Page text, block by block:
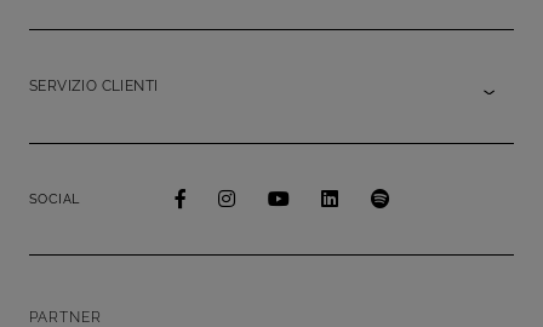
SERVIZIO CLIENTI
SOCIAL
PARTNER